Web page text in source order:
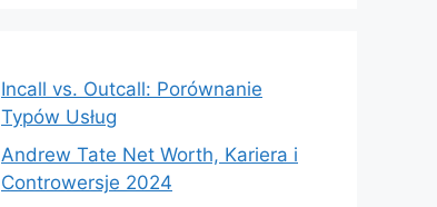
Incall vs. Outcall: Porównanie
Typów Usług
Andrew Tate Net Worth, Kariera i
Controwersje 2024